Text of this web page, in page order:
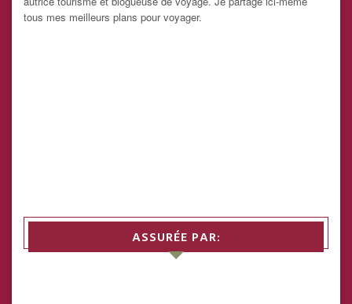
tous mes meilleurs plans pour voyager.
ASSURÉE PAR: